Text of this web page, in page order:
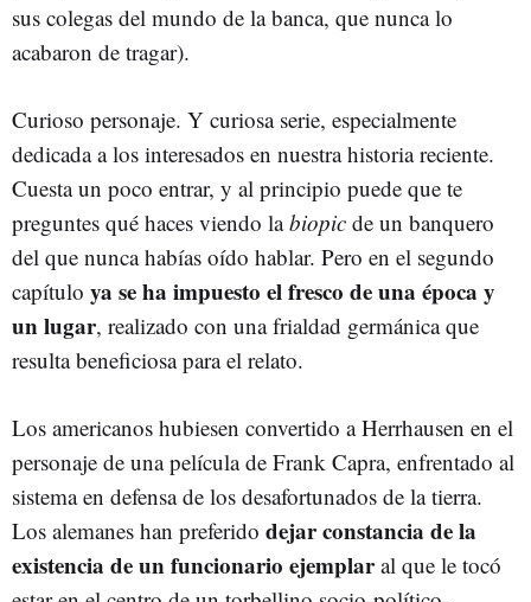
sus colegas del mundo de la banca, que nunca lo
acabaron de tragar).
Curioso personaje. Y curiosa serie, especialmente
dedicada a los interesados en nuestra historia reciente.
Cuesta un poco entrar, y al principio puede que te
preguntes qué haces viendo labiopic de un banquero
del que nunca habías oído hablar. Pero en el segundo
capítulo ya se ha impuesto el fresco de una época y
un lugar, realizado con una frialdad germánica que
resulta beneficiosa para el relato.
Los americanos hubiesen convertido a Herrhausen en el
personaje de una película de Frank Capra, enfrentado al
sistema en defensa de los desafortunados de la tierra.
Los alemanes han preferido dejar constancia de la
existencia de un funcionario ejemplaral que le tocó